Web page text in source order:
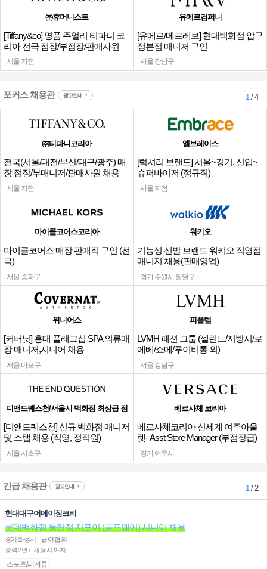
㈜휴머니스트
[Tiffany&co] 명품 주얼리 티파니 코
리아 전국 점장/부점장/판매사원
서울 지점
유메르컴퍼니
[유메르/메르레브] 현대백화점 압구
정본점 매니저 구인
서울 강남구
포커스 채용관 광고안내 1/ 4
㈜티파니코리아
전국(서울/대전/부산/대구/광주) 매
장 점장/부매니저/판매사원 채용
서울 지점
엠브레이스
[럭셔리 브랜드] 서울~경기, 신입~
슈퍼바이저 (정규직)
서울 지점
마이클코어스코리아
마이클코어스 매장 판매직 구인 (전
국)
서울 송파구
워키오
기능성 신발 브랜드 워키오 직영점
매니저 채용(판매영업)
경기 수원시 팔달구
위니어스
[커버낫] 홍대 플래그십 SPA 의류매
장 매니저,시니어 채용
서울 마포구
피플렙
LVMH 패션 그룹 (셀린느/지방시/로
에베/쇼메/루이비통 외)
서울 강남구
디앤드퀘스천/서울시 백화점 최상급 점
[디앤드퀘스천] 신규 백화점 매니저
및 스탭 채용 (직영, 정직원)
서울 서초구
베르사체 코리아
베르사체코리아 신세계 여주아울
렛- Asst Store Manager (부점장급)
채용
경기 여주시
긴급 채용관 광고안내 1/ 2
현대대구어메이징크리
롯데백화점 동탄점 지포어 (골프웨어) 시니어 채용
경기 화성시
급여협의
경력2년↑ 채용시까지
스포츠/레져류